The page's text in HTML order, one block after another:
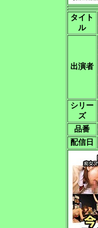
タイト
ル
出演者
シリー
ズ
品番
配信日